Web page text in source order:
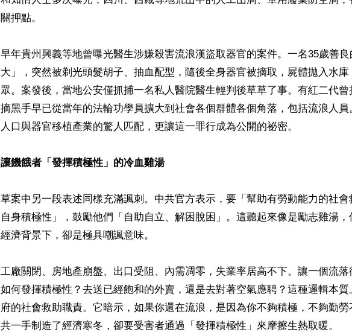
關押點。
早年貴州興義等地曾曝光醫生涉嫌殺害流浪漢盜取器官的案件。一名35歲善
大」，突然被剃光頭髮胡子、抽血配型，隨後全身器官被摘取，屍體拋入水庫
眾。案發後，當地公安僅抓捕一名私人醫院醫生輕判後草草了事。有紅二代
摘黑手早已從當年的法輪功學員擴大到社會各個群體各個角落，包括流浪人員
人口與器官移植產業的驚人匹配，更讓這一罪行成為公開的祕密。
讓饑餓者「發揮積極性」的冷血雞湯
草案中另一段表述同樣充滿諷刺。中共官方表示，要「幫助有勞動能力的社
自身積極性」，鼓勵他們「自助自立、解困脫困」。這聽起來像是勵志雞湯，
經濟背景下，卻是極具嘲諷意味。
工廠關閉、房地產崩盤、出口受阻、內需凋零，失業率居高不下。讓一個流
如何發揮積極性？去送已經飽和的外賣，還是去對著空氣應聘？這種邏輯本質
府的社會救助職責。它暗示，如果你還在流浪，是因為你不夠積極，不夠勤勞
共一手制造了經濟寒冬，卻要受害者通過「發揮積極性」來摩擦生熱取暖。